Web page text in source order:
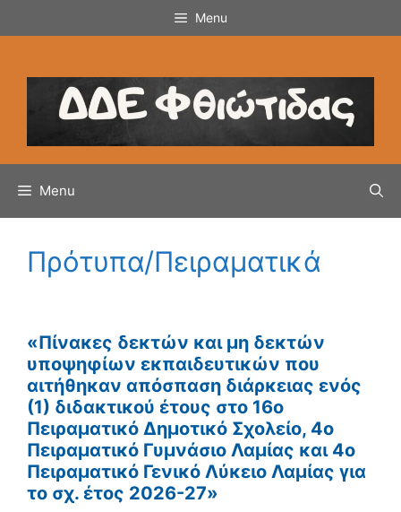
σε
Menu
Menu
Πρότυπα/Πειραματικά
«Πίνακες δεκτών και μη δεκτών
υποψηφίων εκπαιδευτικών που
αιτήθηκαν απόσπαση διάρκειας ενός
(1) διδακτικού έτους στο 16ο
Πειραματικό Δημοτικό Σχολείο, 4ο
Πειραματικό Γυμνάσιο Λαμίας και 4ο
Πειραματικό Γενικό Λύκειο Λαμίας για
το σχ. έτος 2026-27»